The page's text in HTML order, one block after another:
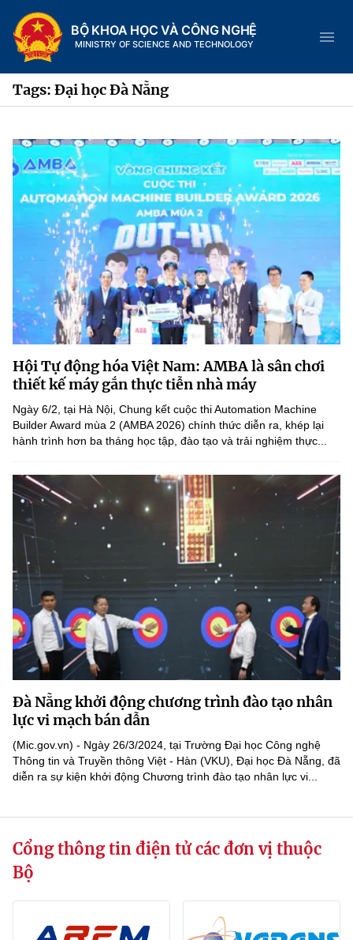
BỘ KHOA HỌC VÀ CÔNG NGHỆ
MINISTRY OF SCIENCE AND TECHNOLOGY
Danh mục
Trang chủ
Giới thiệu
Chức năng nhiệm vụ
Cơ cấu tổ chức
Lịch sử phát triển
Sở Khoa học và Công nghệ
Tin tức sự kiện
Khoa học và Công nghệ
Đổi mới sáng tạo
Chuyển đổi số
Bưu chính, Viễn thông
Tiêu chuẩn, đo lường, chất lượng
Năng lượng nguyên tử
Tin tổng hợp
Tin địa phương
Dịch vụ công
Hệ thống văn bản
Văn bản QPPL
Văn bản chỉ đạo điều hành
Lấy ý kiến người dân về dự thảo VBQPPL
MST IOFFICE
THỐNG KÊ
Khoa học và Công nghệ
Đổi mới sáng tạo
Chuyển đổi số
Bưu chính, Viễn thông
Sở hữu trí tuệ
Tiêu chuẩn, đo lường, chất lượng
Năng lượng nguyên tử
Multimedia
THƯ ĐIỆN TỬ
Khác
Videos
Infographic
Ảnh
Voice
Nhiệm vụ trọng tâm
Chọn ngôn ngữ
Vietnamese English
MINISTRY OF SCIENCE AND TECHNOLOGY
Điều khoản sử dụng
Cơ quan chủ quản: Bộ Khoa học và Công nghệ (MST)
Tags: Đại học Đà Nẵng
Hội Tự động hóa Việt Nam: AMBA là sân chơi
thiết kế máy gắn thực tiễn nhà máy
Ngày 6/2, tại Hà Nội, Chung kết cuộc thi Automation Machine
Builder Award mùa 2 (AMBA 2026) chính thức diễn ra, khép lại
hành trình hơn ba tháng học tập, đào tạo và trải nghiệm thực...
Đà Nẵng khởi động chương trình đào tạo nhân
lực vi mạch bán dẫn
(Mic.gov.vn) - Ngày 26/3/2024, tại Trường Đại học Công nghệ
Thông tin và Truyền thông Việt - Hàn (VKU), Đại học Đà Nẵng, đã
diễn ra sự kiện khởi động Chương trình đào tạo nhân lực vi...
Cổng thông tin điện tử các đơn vị thuộc
Bộ